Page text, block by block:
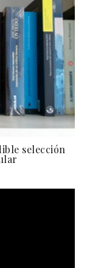
selección